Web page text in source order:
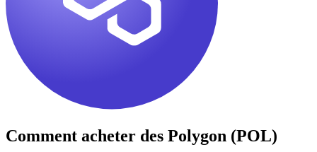
Comment acheter des Polygon (POL)